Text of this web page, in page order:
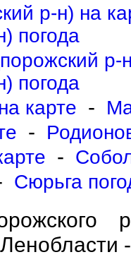
р-н) на
погода
р-
погода
карте -
-
-
Сюрьга